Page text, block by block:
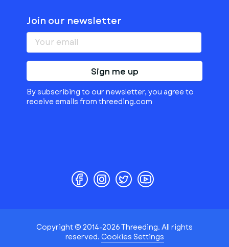
Join our newsletter
Sign me up
By subscribing to our newsletter, you agree to
receive emails from threeding.com
Copyright © 2014-2026 Threeding. All rights
reserved. Cookies Settings